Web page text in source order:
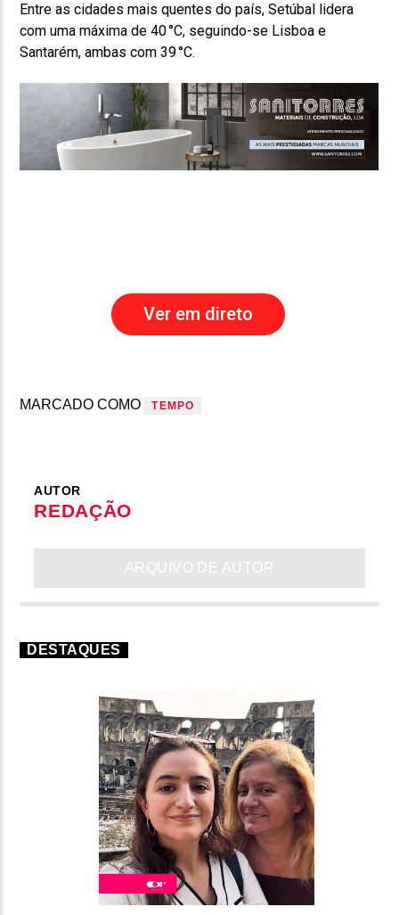
Entre as cidades mais quentes do país, Setúbal lidera
com uma máxima de 40 °C, seguindo-se Lisboa e
Santarém, ambas com 39 °C.
Ver em direto
MARCADO COMO TEMPO
AUTOR
REDAÇÃO
ARQUIVO DE AUTOR
DESTAQUES